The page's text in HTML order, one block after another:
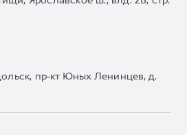
пр-кт Юных Ленинцев, д.